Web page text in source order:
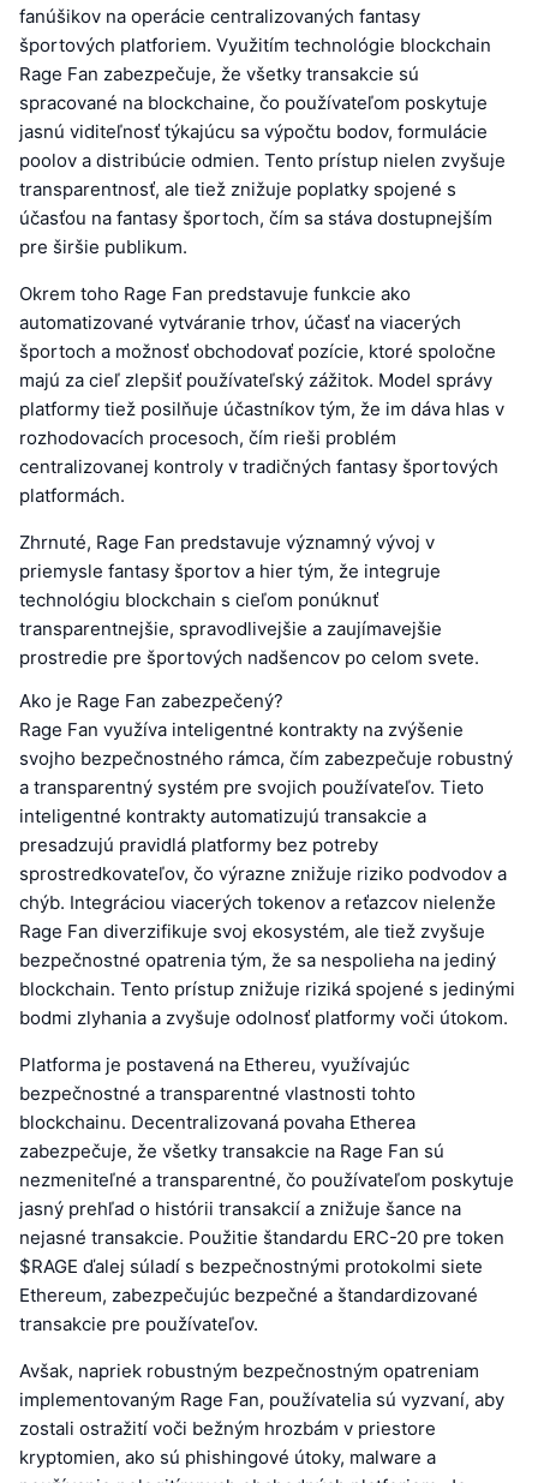
fanúšikov na operácie centralizovaných fantasy
športových platforiem. Využitím technológie blockchain
Rage Fan zabezpečuje, že všetky transakcie sú
spracované na blockchaine, čo používateľom poskytuje
jasnú viditeľnosť týkajúcu sa výpočtu bodov, formulácie
poolov a distribúcie odmien. Tento prístup nielen zvyšuje
transparentnosť, ale tiež znižuje poplatky spojené s
účasťou na fantasy športoch, čím sa stáva dostupnejším
pre širšie publikum.
Okrem toho Rage Fan predstavuje funkcie ako
automatizované vytváranie trhov, účasť na viacerých
športoch a možnosť obchodovať pozície, ktoré spoločne
majú za cieľ zlepšiť používateľský zážitok. Model správy
platformy tiež posilňuje účastníkov tým, že im dáva hlas v
rozhodovacích procesoch, čím rieši problém
centralizovanej kontroly v tradičných fantasy športových
platformách.
Zhrnuté, Rage Fan predstavuje významný vývoj v
priemysle fantasy športov a hier tým, že integruje
technológiu blockchain s cieľom ponúknuť
transparentnejšie, spravodlivejšie a zaujímavejšie
prostredie pre športových nadšencov po celom svete.
Ako je Rage Fan zabezpečený?
Rage Fan využíva inteligentné kontrakty na zvýšenie
svojho bezpečnostného rámca, čím zabezpečuje robustný
a transparentný systém pre svojich používateľov. Tieto
inteligentné kontrakty automatizujú transakcie a
presadzujú pravidlá platformy bez potreby
sprostredkovateľov, čo výrazne znižuje riziko podvodov a
chýb. Integráciou viacerých tokenov a reťazcov nielenže
Rage Fan diverzifikuje svoj ekosystém, ale tiež zvyšuje
bezpečnostné opatrenia tým, že sa nespolieha na jediný
blockchain. Tento prístup znižuje riziká spojené s jedinými
bodmi zlyhania a zvyšuje odolnosť platformy voči útokom.
Platforma je postavená na Ethereu, využívajúc
bezpečnostné a transparentné vlastnosti tohto
blockchainu. Decentralizovaná povaha Etherea
zabezpečuje, že všetky transakcie na Rage Fan sú
nezmeniteľné a transparentné, čo používateľom poskytuje
jasný prehľad o histórii transakcií a znižuje šance na
nejasné transakcie. Použitie štandardu ERC-20 pre token
$RAGE ďalej súladí s bezpečnostnými protokolmi siete
Ethereum, zabezpečujúc bezpečné a štandardizované
transakcie pre používateľov.
Avšak, napriek robustným bezpečnostným opatreniam
implementovaným Rage Fan, používatelia sú vyzvaní, aby
zostali ostražití voči bežným hrozbám v priestore
kryptomien, ako sú phishingové útoky, malware a